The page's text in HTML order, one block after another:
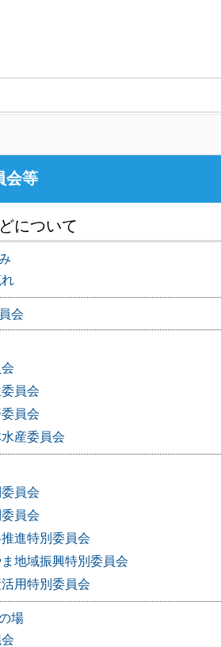
について
会
員会
員会
産委員会
員会
員会
進特別委員会
地域振興特別委員会
用特別委員会
場